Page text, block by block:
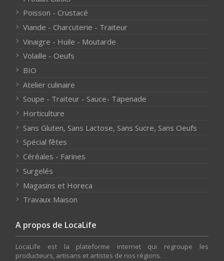
Poisson - Crustacé
Viande - Charcuterie - Traiteur
Vinaigre - Huile - Moutarde
Volaille - Oeufs
BIO
Atelier culinaire
Soupe - Traiteur - Sauce- Tapenade
Horticulture
Sans Gluten, Sans Lactose, Sans Sucre, Sans Oeufs
Spécial fêtes
Céréales - Farines
Surgelés
Magasins et Horeca
Travaux Maison
A propos de LocaLife
LocaLife est la plateforme internet qui regroupe les
producteurs, artisans et artistes de nos régions.